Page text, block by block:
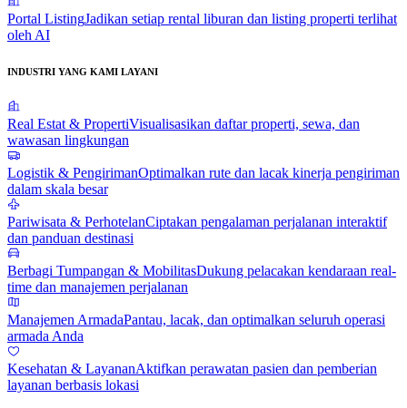
Portal ListingJadikan setiap rental liburan dan listing properti terlihat
oleh AI
INDUSTRI YANG KAMI LAYANI
Real Estat & PropertiVisualisasikan daftar properti, sewa, dan
wawasan lingkungan
Logistik & PengirimanOptimalkan rute dan lacak kinerja pengiriman
dalam skala besar
Pariwisata & PerhotelanCiptakan pengalaman perjalanan interaktif
dan panduan destinasi
Berbagi Tumpangan & MobilitasDukung pelacakan kendaraan real-
time dan manajemen perjalanan
Manajemen ArmadaPantau, lacak, dan optimalkan seluruh operasi
armada Anda
Kesehatan & LayananAktifkan perawatan pasien dan pemberian
layanan berbasis lokasi